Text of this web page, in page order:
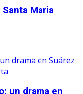
Santa Maria
un drama en